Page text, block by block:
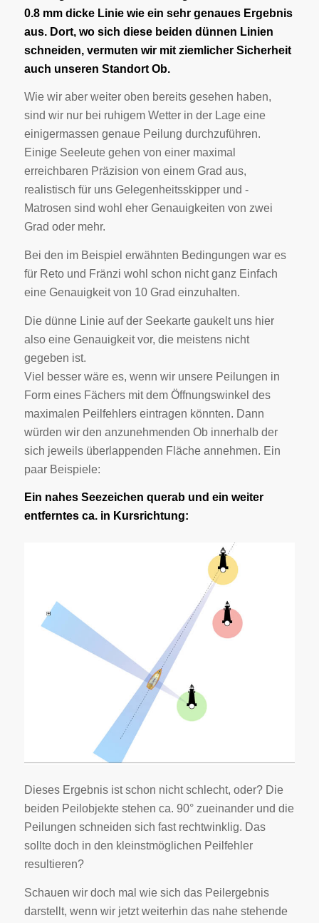
0.8 mm dicke Linie wie ein sehr genaues Ergebnis
aus. Dort, wo sich diese beiden dünnen Linien
schneiden, vermuten wir mit ziemlicher Sicherheit
auch unseren Standort Ob.
Wie wir aber weiter oben bereits gesehen haben,
sind wir nur bei ruhigem Wetter in der Lage eine
einigermassen genaue Peilung durchzuführen.
Einige Seeleute gehen von einer maximal
erreichbaren Präzision von einem Grad aus,
realistisch für uns Gelegenheitsskipper und -
Matrosen sind wohl eher Genauigkeiten von zwei
Grad oder mehr.
Bei den im Beispiel erwähnten Bedingungen war es
für Reto und Fränzi wohl schon nicht ganz Einfach
eine Genauigkeit von 10 Grad einzuhalten.
Die dünne Linie auf der Seekarte gaukelt uns hier
also eine Genauigkeit vor, die meistens nicht
gegeben ist.
Viel besser wäre es, wenn wir unsere Peilungen in
Form eines Fächers mit dem Öffnungswinkel des
maximalen Peilfehlers eintragen könnten. Dann
würden wir den anzunehmenden Ob innerhalb der
sich jeweils überlappenden Fläche annehmen. Ein
paar Beispiele:
Ein nahes Seezeichen querab und ein weiter
entferntes ca. in Kursrichtung:
Dieses Ergebnis ist schon nicht schlecht, oder? Die
beiden Peilobjekte stehen ca. 90° zueinander und die
Peilungen schneiden sich fast rechtwinklig. Das
sollte doch in den kleinstmöglichen Peilfehler
resultieren?
Schauen wir doch mal wie sich das Peilergebnis
darstellt, wenn wir jetzt weiterhin das nahe stehende